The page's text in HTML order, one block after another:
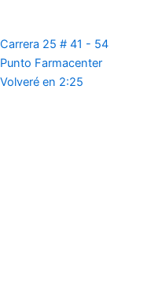
Carrera 25 # 41 - 54
Punto Farmacenter
Volveré en 2:25